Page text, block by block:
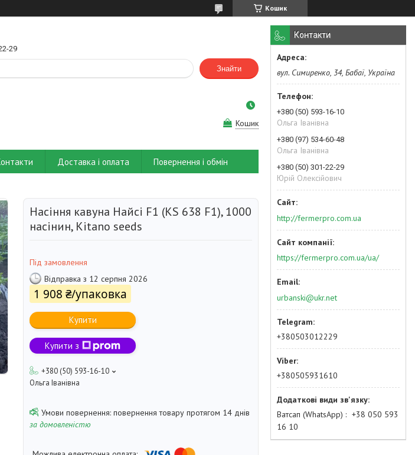
Кошик
29
Знайти
Кошик
Доставка і оплата Повернення і обмін
Насіння кавуна Найсі F1 (KS 638 F1), 1000
насінин, Kitano seeds
Під замовлення
Відправка з 12 серпня 2026
1 908 ₴/упаковка
Купити
Купити з
+380 (50) 593-16-10
Ольга Іванівна
повернення товару протягом 14 днів
за домовленістю
Контакти
вул. Симиренко, 34, Бабаї, Україна
+380 (50) 593-16-10
Ольга Іванівна
+380 (97) 534-60-48
Ольга Іванівна
+380 (50) 301-22-29
Юрій Олексійович
http://fermerpro.com.ua
https://fermerpro.com.ua/ua/
urbanski@ukr.net
+380503012229
+380505931610
Ватсап (WhatsApp)
+38 050 593
16 10